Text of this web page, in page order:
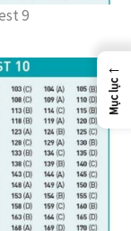
9
←
Mục lục